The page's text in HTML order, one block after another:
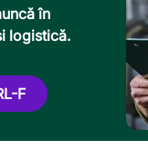
în
logistică.
F